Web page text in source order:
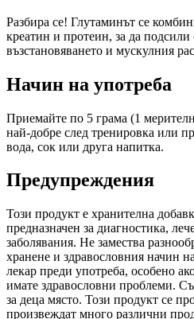
Разбира се! Глутаминът се
креатин и протеин, за да
възстановяването и мускулния
Начин на употреба
Приемайте по 5 грама (1
най-добре след тренировка или
вода, сок или друга напитка.
Предупреждения
Този продукт е хранителна
предназначен за диагностика,
заболявания. Не замества
хранене и здравословния начин
лекар преди употреба, особено
имате здравословни проблеми.
за деца място. Този продукт се
произвеждат много различни